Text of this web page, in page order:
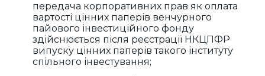
передача корпоративних прав як оплата
вартості цінних паперів венчурного
пайового інвестиційного фонду
здійснюється після реєстрації НКЦПФР
випуску цінних паперів такого інституту
спільного інвестування;